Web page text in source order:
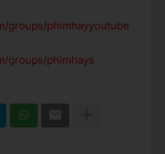
groups/phimhayyoutube
groups/phimhays